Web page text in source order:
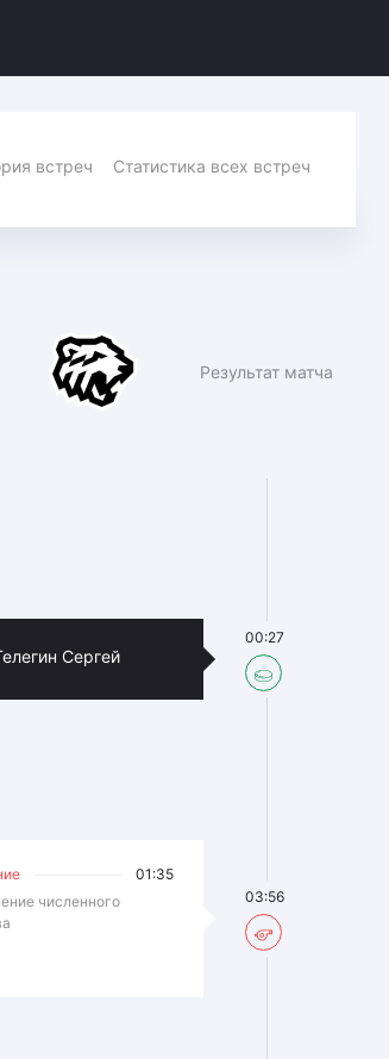
встреч Статистика всех встреч
Результат матча
Сергей
00:27
01:35
численного
03:56